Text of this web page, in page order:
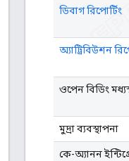
ডিবাগ রিপোর্টিং
অ্যাট্রিবিউশন
ওপেন বিডিং
মুদ্রা ব্যবস্থাপনা
কে-অ্যানন